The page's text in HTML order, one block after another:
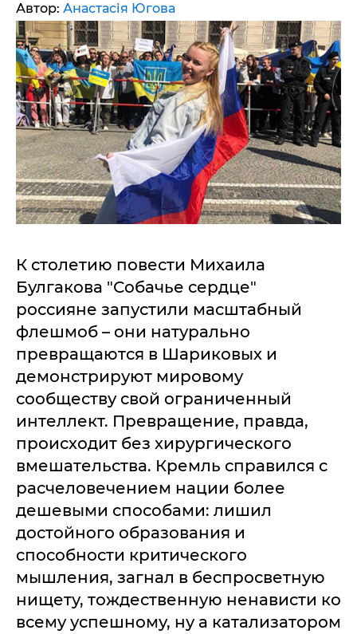
Автор: Анастасія Югова
К столетию повести Михаила
Булгакова "Собачье сердце"
россияне запустили масштабный
флешмоб – они натурально
превращаются в Шариковых и
демонстрируют мировому
сообществу свой ограниченный
интеллект. Превращение, правда,
происходит без хирургического
вмешательства. Кремль справился с
расчеловечением нации более
дешевыми способами: лишил
достойного образования и
способности критического
мышления, загнал в беспросветную
нищету, тождественную ненависти ко
всему успешному, ну а катализатором